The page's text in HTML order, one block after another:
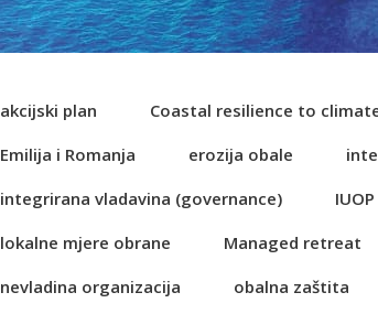
akcijski plan Coastal resilience to
Emilija i Romanja
erozija obale
integrirana vladavina (governance)
IUOP
lokalne mjere obrane
Managed retreat
nevladina organizacija
obalna zaštita